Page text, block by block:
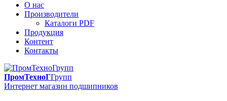
О нас
Производители
Каталоги PDF
Продукция
Контент
Контакты
ПромТехноГГрупп
Интернет магазин подшипников